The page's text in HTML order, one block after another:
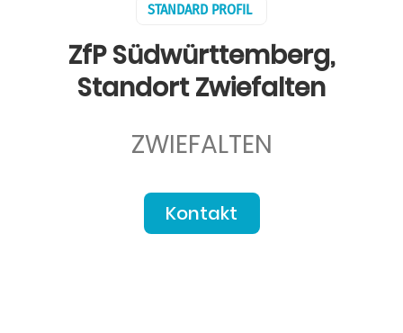
STANDARD PROFIL
ZfP Südwürttemberg,
Standort Zwiefalten
ZWIEFALTEN
Kontakt